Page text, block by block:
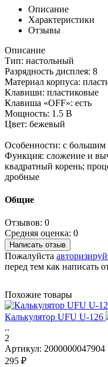
Описание
Характеристики
Отзывы
Описание
Тип: настольный
Разрядность дисплея: 8
Материал корпуса:
Клавиши: пластиковые
Клавиша «OFF»: есть
Мощность: 1.5 В
Цвет: бежевый
Особенности: с большим
Функция: сложение и
квадратный корень;
дробные
Общие
Отзывов: 0
Средняя оценка: 0
Написать отзыв
Пожалуйста
перед тем как написать
Похожие товары
Калькулятор UFU U-126
..
2
Артикул: 2000000047904
295 ₽